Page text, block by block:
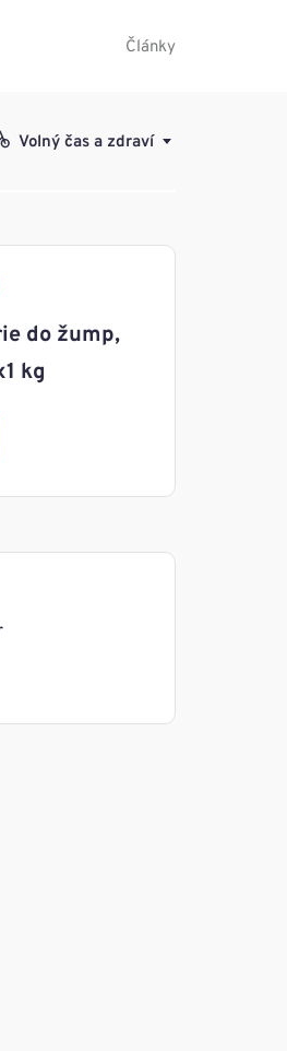
Články
Volný čas a zdraví
do žump,
kg